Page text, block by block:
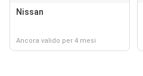
Nissan
Ancora valido per 4 mesi